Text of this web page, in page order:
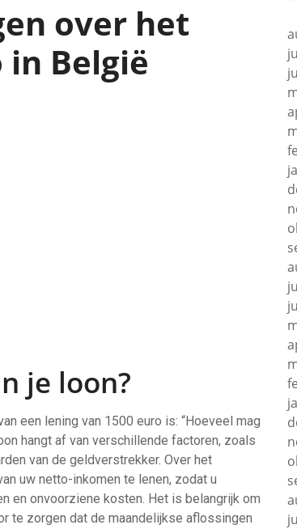
over het
in België
je loon?
een lening van 1500 euro is: “Hoeveel mag
hangt af van verschillende factoren, zoals
van de geldverstrekker. Over het
uw netto-inkomen te lenen, zodat u
en onvoorziene kosten. Het is belangrijk om
te zorgen dat de maandelijkse aflossingen